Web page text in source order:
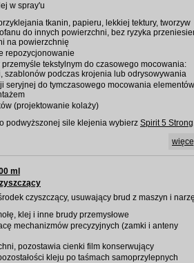
w spray'u
tkanin, papieru, lekkiej tektury, tworzyw
do innych powierzchni, bez ryzyka
na powierzchnię
repozycjonowanie
tekstylnym do czasowego mocowania:
szablonów podczas krojenia lub odrysowywania
seryjnej do tymczasowego mocowania elementów
(projektowanie kolaży)
podwyższonej sile klejenia wybierz Spirit 5 Strong
ml
czyszczący, usuwający brud z maszyn i
klej i inne brudy przemysłowe
mechanizmów precyzyjnych (zamki i anteny
pozostawia cienki film konserwujący
kleju po taśmach samoprzylepnych